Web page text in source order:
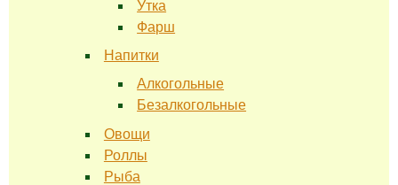
Утка
Фарш
Напитки
Алкогольные
Безалкогольные
Овощи
Роллы
Рыба